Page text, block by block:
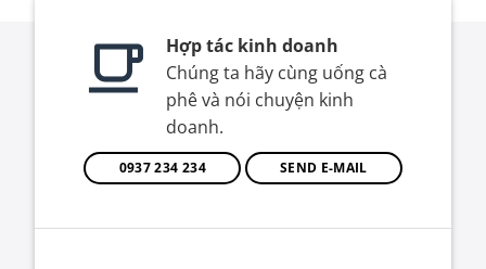
Hợp tác kinh doanh
Chúng ta hãy cùng uống cà
phê và nói chuyện kinh
doanh.
0937 234 234 SEND E-MAIL